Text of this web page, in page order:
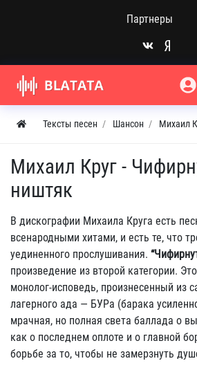
Партнеры
Тексты песен Шансон Михаил
Михаил Круг -
ништяк
В дискографии Михаила Круга есть
всенародными хитами, и есть те, что
уединенного прослушивания.
произведение из второй категории.
монолог-исповедь, произнесенный из
лагерного ада — БУРа (барака
мрачная, но полная света баллада о
как о последнем оплоте и о главной
борьбе за то, чтобы не замерзнуть